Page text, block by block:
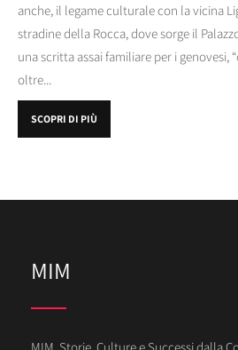
anche, il legame culturale con la vicina
stradine della Rocca, dove sorge il
una scritta assai familiare per i genovesi,
oltre...
SCOPRI DI PIÙ
MIM